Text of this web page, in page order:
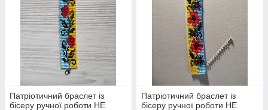
Патріотичний браслет із
бісеру ручної роботи НЕ
Патріотичний браслет із
бісеру ручної роботи НЕ